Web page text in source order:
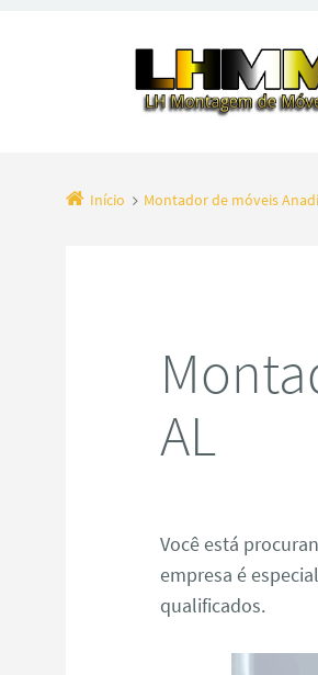
Início Montador de móveis
AL
Você está
empresa é
qualificados.